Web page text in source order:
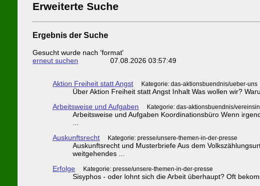
Erweiterte Suche
Ergebnis der Suche
Gesucht wurde nach 'format'
erneut suchen 07.08.2026 03:57:49
Aktion Freiheit statt Angst Kategorie: das-aktionsbuendnis/ueber-uns
Über Aktion Freiheit statt Angst Inhalt Was wollen wir?
Arbeitsweise und Aufgaben
Kategorie: das-aktionsbuendnis/
Arbeitsweise und Aufgaben Koordinationsbüro Wenn
Auskunftsrecht
Kategorie: presse/unsere-themen-in-der-presse
Auskunftsrecht und Musterbriefe Aus dem
weitgehendes ...
Erfolge
Kategorie: presse/unsere-themen-in-der-presse
Sisyphos - oder lohnt sich die Arbeit überhaupt? Oft